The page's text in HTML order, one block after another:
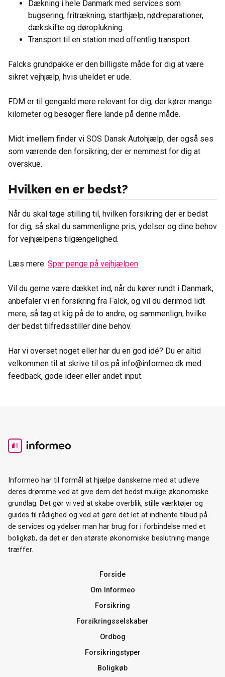
Dækning i hele Danmark med services som
bugsering, fritrækning, starthjælp, nødreparationer,
dækskifte og døroplukning.
Transport til en station med offentlig transport
Falcks grundpakke er den billigste måde for dig at være
sikret vejhjælp, hvis uheldet er ude.
FDM er til gengæld mere relevant for dig, der kører mange
kilometer og besøger flere lande på denne måde.
Midt imellem finder vi SOS Dansk Autohjælp, der også ses
som værende den forsikring, der er nemmest for dig at
overskue.
Hvilken en er bedst?
Når du skal tage stilling til, hvilken forsikring der er bedst
for dig, så skal du sammenligne pris, ydelser og dine behov
for vejhjælpens tilgængelighed.
Læs mere: Spar penge på vejhjælpen
Vil du gerne være dækket ind, når du kører rundt i Danmark,
anbefaler vi en forsikring fra Falck, og vil du derimod lidt
mere, så tag et kig på de to andre, og sammenlign, hvilke
der bedst tilfredsstiller dine behov.
Har vi overset noget eller har du en god idé? Du er altid
velkommen til at skrive til os på info@informeo.dk med
feedback, gode ideer eller andet input.
Informeo har til formål at hjælpe danskerne med at udleve
deres drømme ved at give dem det bedst mulige økonomiske
grundlag. Det gør vi ved at skabe overblik, stille værktøjer og
guides til rådighed og ved at gøre det let at indhente tilbud på
de services og ydelser man har brug for i forbindelse med et
boligkøb, da det er den største økonomiske beslutning mange
træffer.
Forside
Om Informeo
Forsikring
Forsikringsselskaber
Ordbog
Forsikringstyper
Boligkøb